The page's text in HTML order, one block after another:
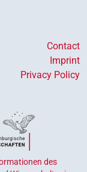
Contact
Imprint
Privacy Policy
des